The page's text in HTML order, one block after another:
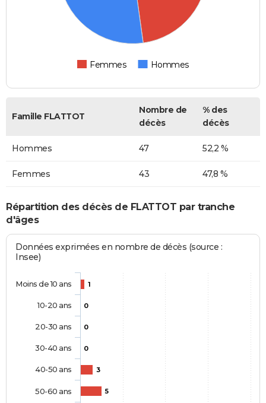
Femmes Hommes
Famille FLATTOT
Nombre de
décès
% des
décès
Hommes 47 52,2 %
Femmes 43 47,8 %
Répartition des décès de FLATTOT par tranche
d'âges
Données exprimées en nombre de décès (source :
Insee)
1
0
0
0
3
5
Moins de 10 ans
10-20 ans
20-30 ans
30-40 ans
40-50 ans
50-60 ans